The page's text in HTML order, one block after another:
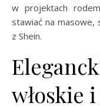
w projektach
stawiać na masowe,
z Shein.
włoskie